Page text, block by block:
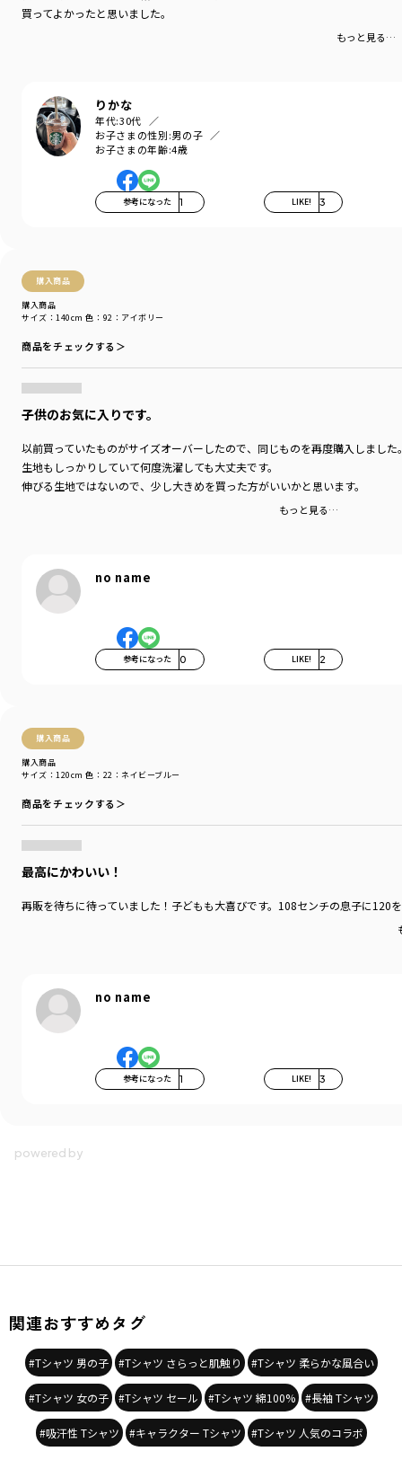
買ってよかったと思いました。
もっと見る…
りかな
年代:30代
お子さまの性別:男の子
お子さまの年齢:4歳
参考になった 1 LIKE! 3
購入商品
購入商品
サイズ：140cm 色：92：アイボリー
商品をチェックする＞
子供のお気に入りです。
以前買っていたものがサイズオーバーしたので、同じものを再度購入しました
生地もしっかりしていて何度洗濯しても大丈夫です。
伸びる生地ではないので、少し大きめを買った方がいいかと思います。
もっと見る…
no name
参考になった 0 LIKE! 2
購入商品
購入商品
サイズ：120cm 色：22：ネイビーブルー
商品をチェックする＞
最高にかわいい！
再販を待ちに待っていました！子どもも大喜びです。108センチの息子に
no name
参考になった 1 LIKE! 3
進化系。
BK（ブラック）：ミュウツー・ミュウ
ETC④（ブラック）：ブラックレックウザ
ETC⑤（ブラック）：グレンアルマ・ソウブレイズ
品番11-5548-005【Pokemon /ポケモン】ルームウェア パジャマもおすす
身生地が白ベースのカラーは透け感がございます。
ポケット：なし
モデル：身長106.0cm 体重17kg
サイズ：サイズ110
ブランド ／ branshes
シーズン
／アウトレット
カテゴリ
／ トップス >長袖Tシャツ・7分袖Tシャツ
カラー
ブラック
性別タイプ
／ GIRL
BOY
関連おすすめタグ
#Tシャツ 男の子 #Tシャツ さらっと肌触り #Tシャツ 柔らかな風合い
#Tシャツ 女の子 #Tシャツ セール #Tシャツ 綿100% #長袖 Tシャツ
#吸汗性 Tシャツ #キャラクター Tシャツ #Tシャツ 人気のコラボ